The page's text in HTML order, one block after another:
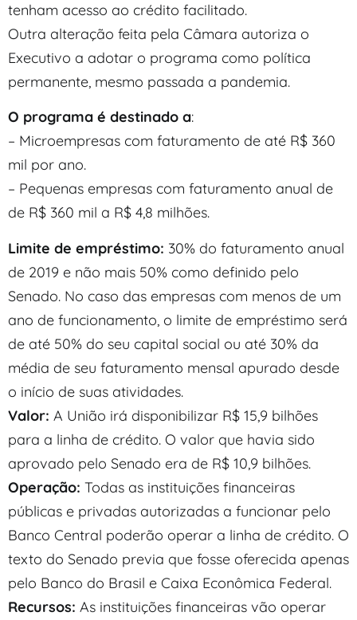
tenham acesso ao crédito facilitado.
Outra alteração feita pela Câmara autoriza o
Executivo a adotar o programa como política
permanente, mesmo passada a pandemia.
O programa é destinado a:
– Microempresas com faturamento de até R$ 360
mil por ano.
– Pequenas empresas com faturamento anual de
de R$ 360 mil a R$ 4,8 milhões.
Limite de empréstimo: 30% do faturamento anual
de 2019 e não mais 50% como definido pelo
Senado. No caso das empresas com menos de um
ano de funcionamento, o limite de empréstimo será
de até 50% do seu capital social ou até 30% da
média de seu faturamento mensal apurado desde
o início de suas atividades.
Valor: A União irá disponibilizar R$ 15,9 bilhões
para a linha de crédito. O valor que havia sido
aprovado pelo Senado era de R$ 10,9 bilhões.
Operação: Todas as instituições financeiras
públicas e privadas autorizadas a funcionar pelo
Banco Central poderão operar a linha de crédito. O
texto do Senado previa que fosse oferecida apenas
pelo Banco do Brasil e Caixa Econômica Federal.
Recursos: As instituições financeiras vão operar